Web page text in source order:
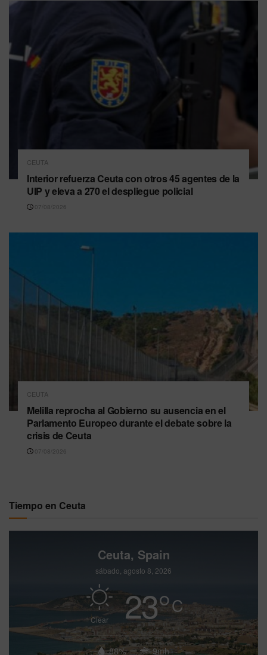
CEUTA
Interior refuerza Ceuta con otros 45 agentes de la
UIP y eleva a 270 el despliegue policial
07/08/2026
CEUTA
Melilla reprocha al Gobierno su ausencia en el
Parlamento Europeo durante el debate sobre la
crisis de Ceuta
07/08/2026
Tiempo en Ceuta
Ceuta, Spain
sábado, agosto 8, 2026
Clear 23°C
88% 9mh